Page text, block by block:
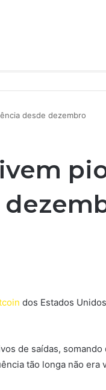
desde dezembro
dos Estados
de saídas, somando
tão longa não era